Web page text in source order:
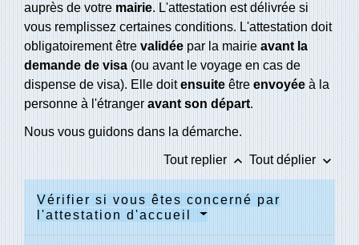
auprès de votre mairie. L'attestation est délivrée si
vous remplissez certaines conditions. L'attestation doit
obligatoirement être validée par la mairie avant la
demande de visa (ou avant le voyage en cas de
dispense de visa). Elle doitensuite être envoyée à la
personne à l'étranger avant son départ.
Nous vous guidons dans la démarche.
Tout replier keyboard_arrow_up Tout déplier keyboard_arrow_down
Vérifier si vous êtes concerné par
l'attestation d'accueil